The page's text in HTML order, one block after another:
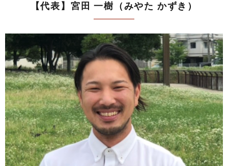
【代表】宮田 一樹（みやた かずき）